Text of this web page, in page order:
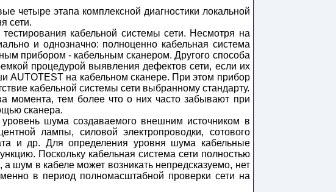
четыре этапа комплексной диагностики локальной
сети.
кабельной системы сети. Несмотря на
и однозначно: полноценно кабельная система
прибором - кабельным сканером. Другого способа
процедурой выявления дефектов сети, если их
AUTOTEST на кабельном сканере. При этом прибор
кабельной системы сети выбранному стандарту.
момента, тем более что о них часто забывают при
сканера.
шума создаваемого внешним источником в
лампы, силовой электропроводки, сотового
и др. Для определения уровня шума кабельные
Поскольку кабельная система сети полностью
а шум в кабеле может возникать непредсказуемо, нет
в период полномасштабной проверки сети на